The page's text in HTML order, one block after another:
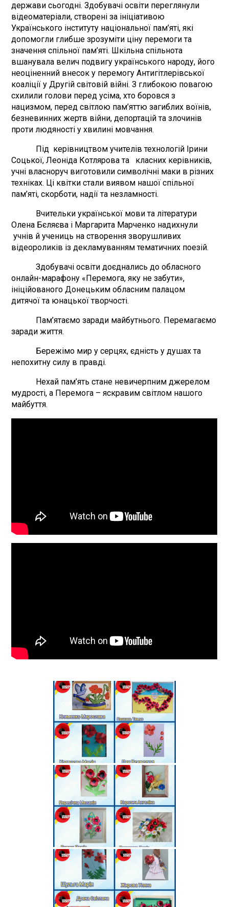
держави сьогодні. Здобувачі освіти переглянули
відеоматеріали, створені за ініціативою
Українського інституту національної пам’яті, які
допомогли глибше зрозуміти ціну перемоги та
значення спільної пам’яті. Шкільна спільнота
вшанувала велич подвигу українського народу, його
неоціненний внесок у перемогу Антигітлерівської
коаліції у Другій світовій війні. З глибокою повагою
схилили голови перед усіма, хто боровся з
нацизмом, перед світлою пам’яттю загиблих воїнів,
безневинних жертв війни, депортацій та злочинів
проти людяності у хвилині мовчання.
Під керівництвом учителів технологій Ірини
Соцької, Леоніда Котлярова та класних керівників,
учні власноруч виготовили символічні маки в різних
техніках. Ці квітки стали виявом нашої спільної
пам’яті, скорботи, надії та незламності.
Вчительки української мови та літератури
Олена Бєляєва і Маргарита Марченко надихнули
учнів й учениць на створення зворушливих
відеороликів із декламуванням тематичних поезій.
Здобувачі освіти доєднались до обласного
онлайн-марафону «Перемога, яку не забути»,
ініційованого Донецьким обласним палацом
дитячої та юнацької творчості.
Пам’ятаємо заради майбутнього. Перемагаємо
заради життя.
Бережімо мир у серцях, єдність у душах та
непохитну силу в правді.
Нехай пам’ять стане невичерпним джерелом
мудрості, а Перемога – яскравим світлом нашого
майбуття.